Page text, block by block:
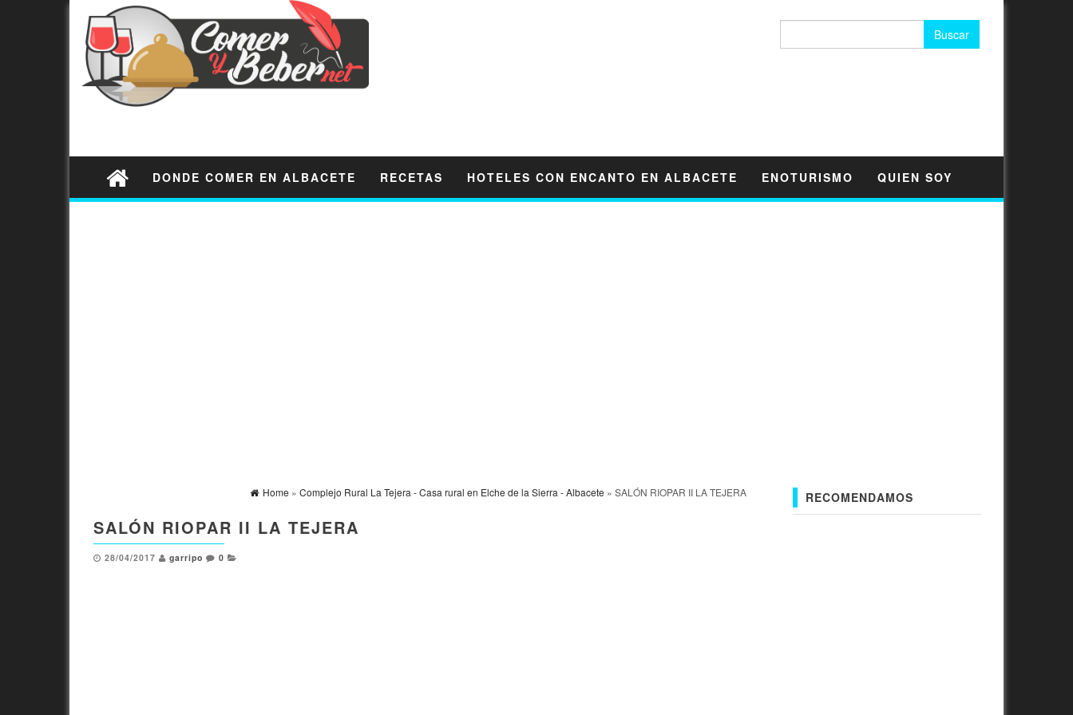
DONDE COMER EN ALBACETE RECETAS HOTELES CON ENCANTO EN ALBACETE ENOTURISMO QUIEN SOY
Home » Complejo Rural La Tejera - Casa rural en Elche de la Sierra - Albacete » SALÓN RIOPAR II LA TEJERA
SALÓN RIOPAR II LA TEJERA
28/04/2017 garripo 0
RECOMENDAMOS